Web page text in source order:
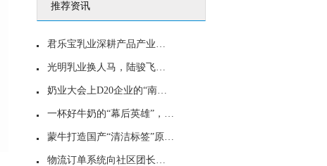
推荐资讯
君乐宝乳业深耕产品产业双升级，技术才是乳业高价值赛道
光明乳业换人马，陆骏飞全票当选董事长
奶业大会上D20企业的“南昌共识”：蒙牛乳业倡议引发行业共鸣？
一杯好牛奶的“幕后英雄”，蒙牛乳业如何用MnmpX帮中小乳企“做好奶”？
蒙牛打造国产“清洁标签”原制奶酪 引领中国乳业向高端价值链跃升
物流订单系统向社区团长开放，光明乳业随心拼团加速升级